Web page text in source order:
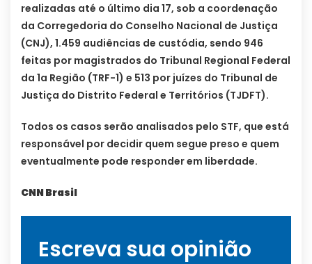
realizadas até o último dia 17, sob a coordenação
da Corregedoria do Conselho Nacional de Justiça
(CNJ), 1.459 audiências de custódia, sendo 946
feitas por magistrados do Tribunal Regional Federal
da 1a Região (TRF-1) e 513 por juízes do Tribunal de
Justiça do Distrito Federal e Territórios (TJDFT).
Todos os casos serão analisados pelo STF, que está
responsável por decidir quem segue preso e quem
eventualmente pode responder em liberdade.
CNN Brasil
Escreva sua opinião